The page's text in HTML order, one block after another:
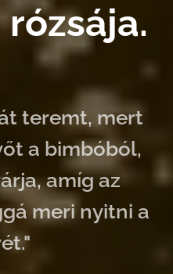
rózsája.
teremt, mert
a bimbóból,
amíg az
meri nyitni a